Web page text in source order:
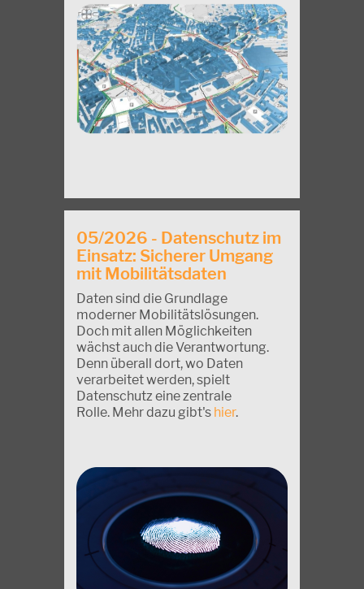
05/2026 - Datenschutz im
Einsatz: Sicherer Umgang
mit Mobilitätsdaten
Daten sind die Grundlage
moderner Mobilitätslösungen.
Doch mit allen Möglichkeiten
wächst auch die Verantwortung.
Denn überall dort, wo Daten
verarbeitet werden, spielt
Datenschutz eine zentrale
Rolle. Mehr dazu gibt's hier.